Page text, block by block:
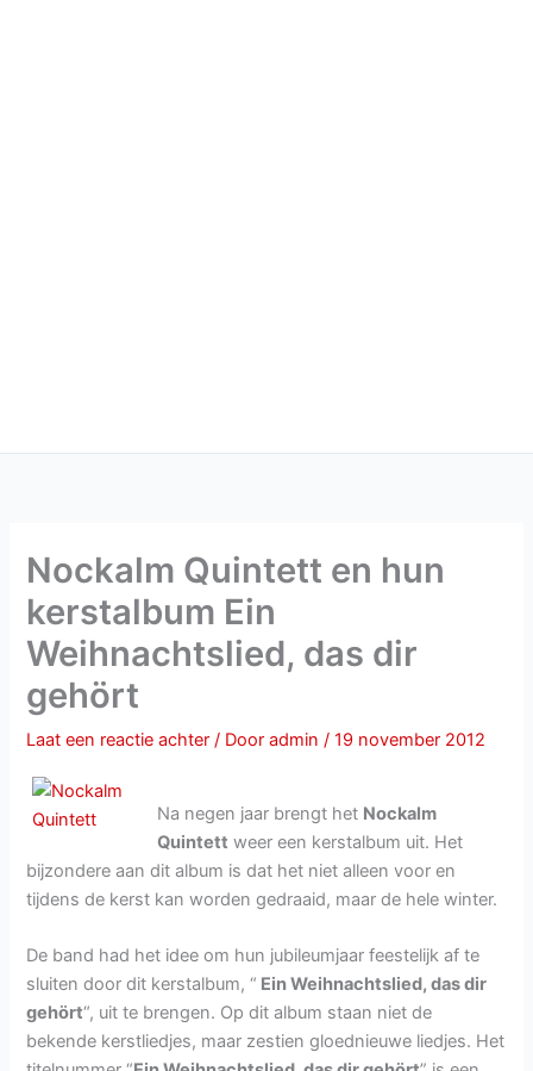
Nockalm Quintett en hun
kerstalbum Ein
Weihnachtslied, das dir
gehört
Laat een reactie achter / Dooradmin/19 november 2012
Na negen jaar brengt het Nockalm
Quintett weer een kerstalbum uit. Het
bijzondere aan dit album is dat het niet alleen voor en
tijdens de kerst kan worden gedraaid, maar de hele winter.
De band had het idee om hun jubileumjaar feestelijk af te
sluiten door dit kerstalbum, “ Ein Weihnachtslied, das dir
gehört“, uit te brengen. Op dit album staan niet de
bekende kerstliedjes, maar zestien gloednieuwe liedjes. Het